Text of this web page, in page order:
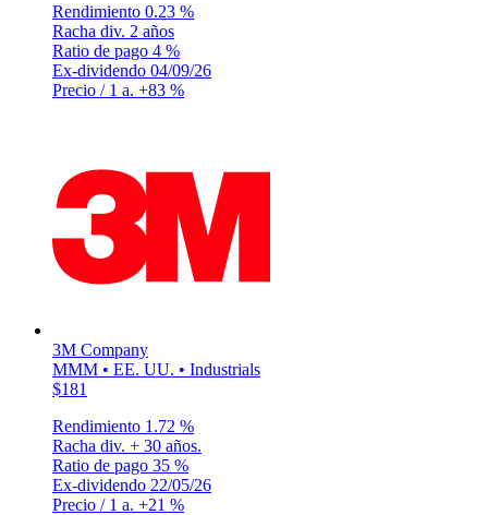
Rendimiento 0.23 %
Racha div. 2 años
Ratio de pago 4 %
Ex-dividendo 04/09/26
Precio / 1 a. +83 %
3M Company
MMM • EE. UU. • Industrials
$181
Rendimiento 1.72 %
Racha div. + 30 años.
Ratio de pago 35 %
Ex-dividendo 22/05/26
Precio / 1 a. +21 %